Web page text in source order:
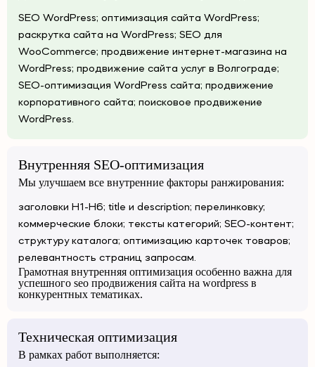
SEO WordPress; оптимизация сайта WordPress;
раскрутка сайта на WordPress; SEO для
WooCommerce; продвижение интернет-магазина на
WordPress; продвижение сайта услуг в Волгограде;
SEO-оптимизация WordPress сайта; продвижение
корпоративного сайта; поисковое продвижение
WordPress.
Внутренняя SEO-оптимизация
Мы улучшаем все внутренние факторы ранжирования:
заголовки H1-H6; title и description; перелинковку;
коммерческие блоки; тексты категорий; SEO-контент;
структуру каталога; оптимизацию карточек товаров;
релевантность страниц запросам.
Грамотная внутренняя оптимизация особенно важна для
успешного seo продвижения сайта на wordpress в
конкурентных тематиках.
Техническая оптимизация
В рамках работ выполняется: